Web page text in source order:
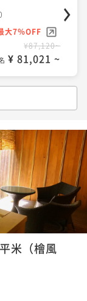
大7％OFF
¥87,120~
¥ 81,021 ~
ジで過ごす特
大7％OFF
¥98,010~
¥ 91,149 ~
味わう至福
米（檜風